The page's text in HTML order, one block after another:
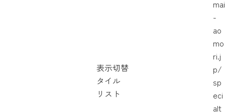
表示切替
タイル
リスト
mai
-
ao
mo
ri.j
p/
sp
eci
alt